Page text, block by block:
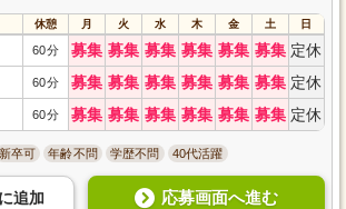
休憩 月 火 水 木 金 土 日
60分 募集 募集 募集 募集 募集 募集 定休
60分 募集 募集 募集 募集 募集 募集 定休
60分 募集 募集 募集 募集 募集 募集 定休
新卒可 年齢不問 学歴不問 40代活躍
に追加 応募画面へ進む